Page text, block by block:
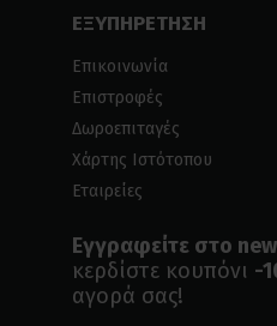
ΕΞΥΠΗΡΕΤΗΣΗ
Επικοινωνία
Επιστροφές
Δωροεπιταγές
Χάρτης Ιστότοπου
Εταιρείες
Εγγραφείτε στο
κερδίστε κουπόνι -
αγορά σας!